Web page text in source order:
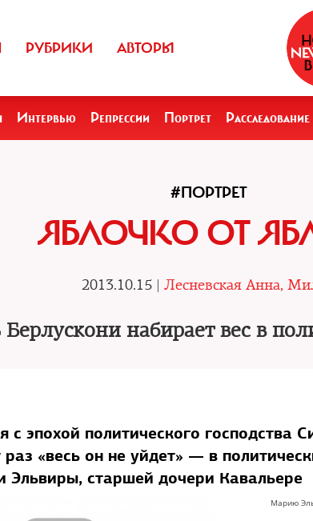
РУБРИКИ АВТОРЫ
Интервью Репрессии Портрет Расследование
#ПОРТРЕТ
ЯБЛОЧКО ОТ
2013.10.15 | Лесневская Анна,
набирает вес в
с эпохой политического господства
«весь он не уйдет» — в
Эльвиры, старшей дочери Кавальере
Марию